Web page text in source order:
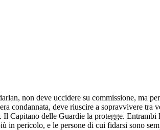
non deve uccidere su commissione, ma
condannata, deve riuscire a sopravvivere
Capitano delle Guardie la protegge.
in pericolo, e le persone di cui fidarsi sono